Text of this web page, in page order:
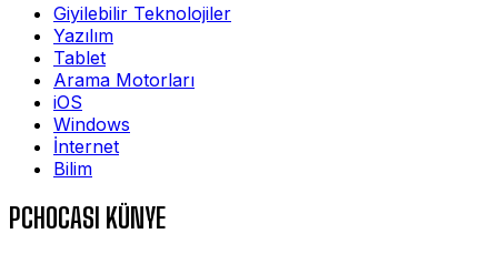
Giyilebilir Teknolojiler
Yazılım
Tablet
Arama Motorları
iOS
Windows
İnternet
Bilim
PCHOCASI KÜNYE